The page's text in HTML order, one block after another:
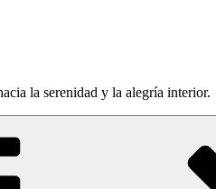
la serenidad y la alegría interior.